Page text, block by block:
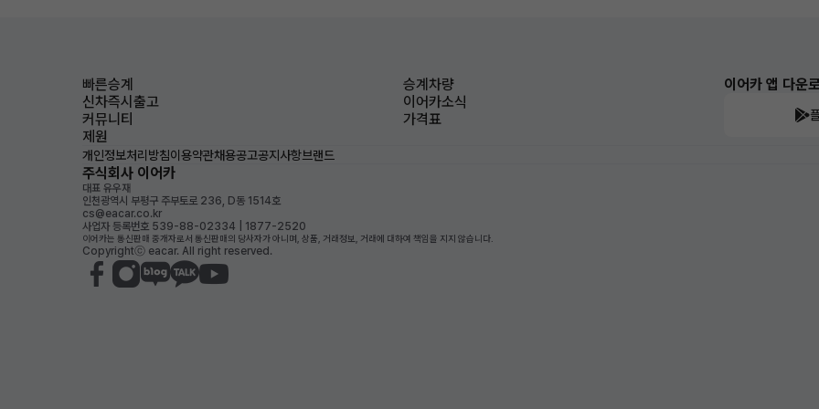
빠른승계
승계차량
신차즉시출고
이어카소식
커뮤니티
가격표
제원
이어카 앱 다운
개인정보처리방침이용약관채용공고공지사항브랜드
주식회사 이어카
대표 유우재
인천광역시 부평구 주부토로 236, D동 1514호
cs@eacar.co.kr
사업자 등록번호 539-88-02334 | 1877-2520
이어카는 통신판매 중개자로서 통신판매의 당사자가 아니며, 상품, 거래정보, 거래에 대하여 책임을 지지 않습니다.
Copyrightⓒ eacar. All right reserved.